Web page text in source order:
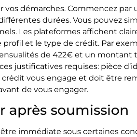
démarches. Commencez
durées. Vous pouvez
Les plateformes affichent
profil et le type de crédit. Par
de 422€ et un montant
justificatives requises: pièce
vous engage et doit être
de vous engager.
après soumission
immédiate sous certaines